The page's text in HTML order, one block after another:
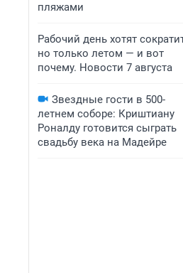
пляжами
Рабочий день хотят
но только летом — и вот
почему. Новости 7 августа
Звездные гости в 500-
летнем соборе: Криштиану
Роналду готовится сыграть
свадьбу века на Мадейре